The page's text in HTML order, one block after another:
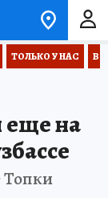
ТОЛЬКО У НАС
еще на
Топки